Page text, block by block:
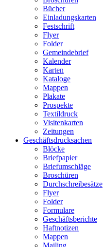
Bücher
Einladungskarten
Festschrift
Flyer
Folder
Gemeindebrief
Kalender
Karten
Kataloge
Mappen
Plakate
Prospekte
Textildruck
Visitenkarten
Zeitungen
Geschäftsdrucksachen
Blöcke
Briefpapier
Briefumschläge
Broschüren
Durchschreibesätze
Flyer
Folder
Formulare
Geschäftsberichte
Haftnotizen
Mappen
Mailing